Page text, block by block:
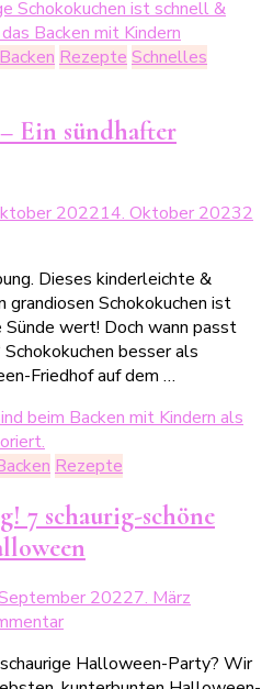
Rezepte Schnelles
Ein sündhafter
202214. Oktober 20232
Dieses kinderleichte &
Schokokuchen ist
wert! Doch wann passt
besser als
Friedhof auf dem …
Rezepte
7 schaurig-schöne
20227. März
zu
is Halloween-Party? Wir